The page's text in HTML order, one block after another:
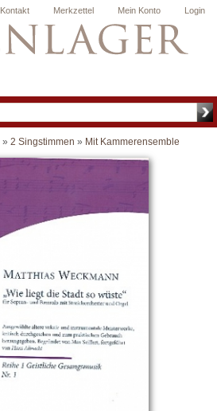
Login
Mein Konto
Merkzettel
Kontakt
» 2 Singstimmen » Mit Kammerensemble